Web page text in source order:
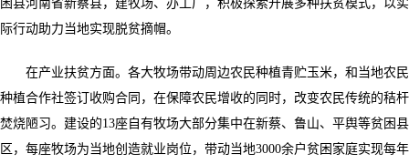
困县河南省新蔡县，建牧场、办工厂，积极探索开展多种扶贫模式，以实
际行动助力当地实现脱贫摘帽。
在产业扶贫方面。各大牧场带动周边农民种植青贮玉米，和当地农民
种植合作社签订收购合同，在保障农民增收的同时，改变农民传统的秸杆
焚烧陋习。建设的13座自有牧场大部分集中在新蔡、鲁山、平舆等贫困县
区，每座牧场为当地创造就业岗位，带动当地3000余户贫困家庭实现每年